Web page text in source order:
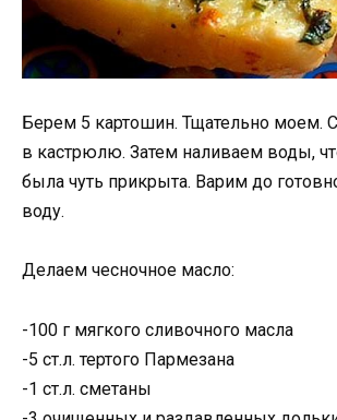
Берем 5 картошин. Тщательно моем.
в кастрюлю. Затем наливаем воды,
была чуть прикрыта. Варим до
воду.
Делаем чесночное масло:
-100 г мягкого сливочного масла
-5 ст.л. тертого Пармезана
-1 ст.л. сметаны